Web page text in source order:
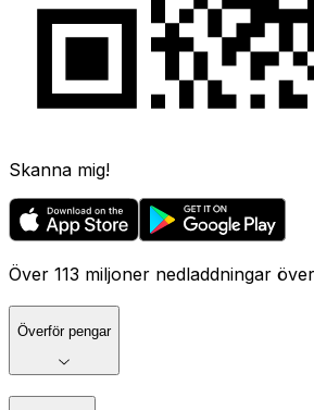
Skanna mig!
Över 113 miljoner nedladdningar
Överför pengar